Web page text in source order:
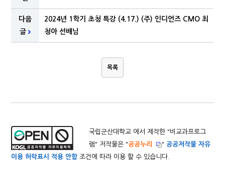
다음
글
2024년 1학기 초청 특강 (4.17.) (주) 인디언즈 CMO 최
청아 선배님
목록
국립군산대학교 에서 제작한 "비교과프로그
램" 저작물은 "공공누리 "공공저작물 자유
이용 허락표시 적용 안함조건에 따라 이용 할 수 있습니다.